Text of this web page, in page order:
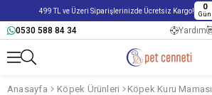
499 TL ve Üzeri Siparişlerinizde Ücretsiz Kargo! 0
Gün
0530 588 84 34 Yardım
Anasayfa Köpek Ürünleri Köpek Kuru Maması